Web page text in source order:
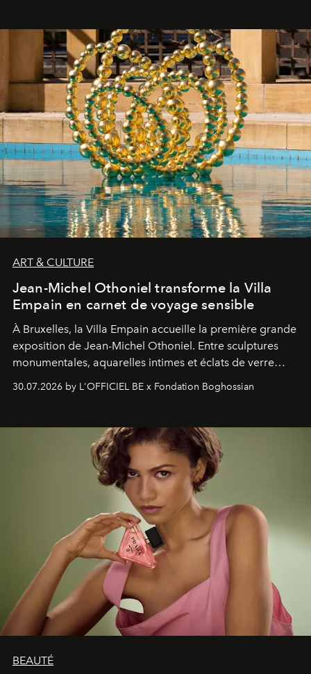
ART & CULTURE
Jean-Michel Othoniel transforme la Villa
Empain en carnet de voyage sensible
À Bruxelles, la Villa Empain accueille la première grande
exposition de Jean-Michel Othoniel. Entre sculptures
monumentales, aquarelles intimes et éclats de verre
émotionnel où chaque œuvre devient le souvenir
émerveillement.
30.07.2026 by L'OFFICIEL BE x Fondation Boghossian
BEAUTÉ